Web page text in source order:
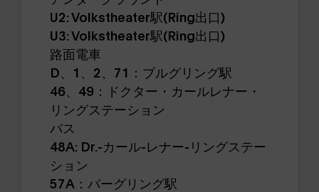
U2: Volkstheater駅(Ring出口)
U3: Volkstheater駅(Ring出口)
路面電車
D、1、2、71：ブルグリング駅
46、49：ドクター・カールレナー・
リングステーション
バス
48A: Dr.-カール-レナー-リングステー
ション
57A：バーグリング駅